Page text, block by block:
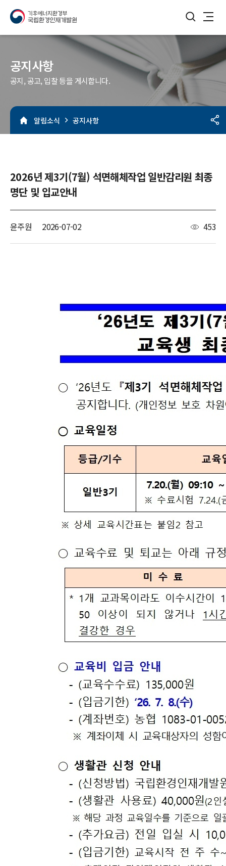
검색버튼 메뉴열기
공지사항
공지, 공고, 입찰 등을 게시합니다.
알림소식 공지사항
2026년 제3기(7월) 석면해체작업 일반감리원 최종
명단 및 입교안내
윤주원 2026-07-02 453